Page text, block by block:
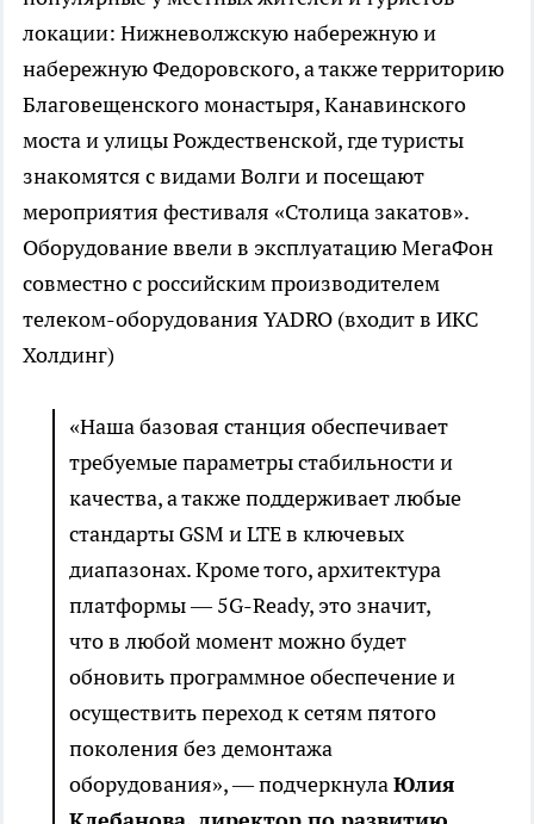
локации: Нижневолжскую набережную и
набережную Федоровского, а также территорию
Благовещенского монастыря, Канавинского
моста и улицы Рождественской, где туристы
знакомятся с видами Волги и посещают
мероприятия фестиваля «Столица закатов».
Оборудование ввели в эксплуатацию МегаФон
совместно с российским производителем
телеком-оборудования YADRO (входит в ИКС
Холдинг)
«Наша базовая станция обеспечивает
требуемые параметры стабильности и
качества, а также поддерживает любые
стандарты GSM и LTE в ключевых
диапазонах. Кроме того, архитектура
платформы — 5G-Ready, это значит,
что в любой момент можно будет
обновить программное обеспечение и
осуществить переход к сетям пятого
поколения без демонтажа
оборудования», — подчеркнулаЮлия